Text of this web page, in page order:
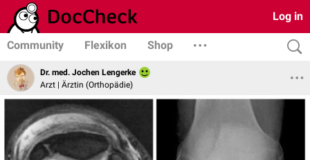
Log in
Community Flexikon Shop
Dr. med. Jochen Lengerke
Arzt | Ärztin (Orthopädie)